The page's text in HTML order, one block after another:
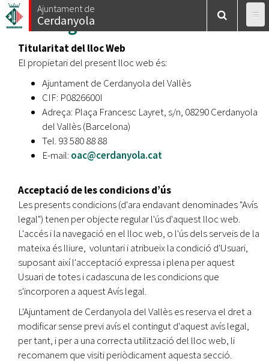
Vés
al
Ajuntament de
Cerdanyola
Avís legal
Titularitat del lloc Web
El propietari del present lloc web és:
Ajuntament de Cerdanyola del Vallès
CIF: P0826600I
Adreça: Plaça Francesc Layret, s/n, 08290 Cerdanyola
del Vallès (Barcelona)
Tel. 93 580 88 88
E-mail: oac@cerdanyola.cat
Acceptació de les condicions d’ús
Les presents condicions (d'ara endavant denominades "Avís
legal") tenen per objecte regular l'ús d'aquest lloc web.
L'accés i la navegació en el lloc web, o l'ús dels serveis de la
mateixa és lliure, voluntari i atribueix la condició d'Usuari,
suposant així l'acceptació expressa i plena per aquest
Usuari de totes i cadascuna de les condicions que
s'incorporen a aquest Avís legal.
L'Ajuntament de Cerdanyola del Vallès es reserva el dret a
modificar sense previ avís el contingut d'aquest avís legal,
per tant, i per a una correcta utilització del lloc web, li
recomanem que visiti periòdicament aquesta secció.